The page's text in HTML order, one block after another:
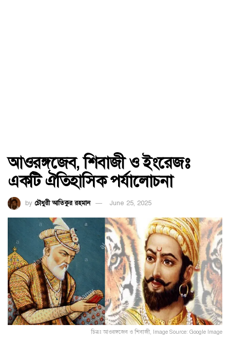
আওরঙ্গজেব, শিবাজী ও ইংরেজঃ
একটি ঐতিহাসিক পর্যালোচনা
by চৌধুরী আতিকুর রহমান June 25, 2025
চিত্রঃ আওরঙ্গজেব ও শিবাজী, Image Source: Google Image